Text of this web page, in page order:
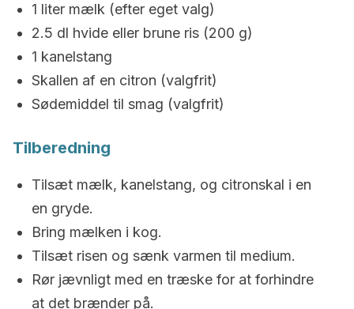
1 liter mælk (efter eget valg)
2.5 dl hvide eller brune ris (200 g)
1 kanelstang
Skallen af en citron (valgfrit)
Sødemiddel til smag (valgfrit)
Tilberedning
Tilsæt mælk, kanelstang, og citronskal i en
en gryde.
Bring mælken i kog.
Tilsæt risen og sænk varmen til medium.
Rør jævnligt med en træske for at forhindre
at det brænder på.